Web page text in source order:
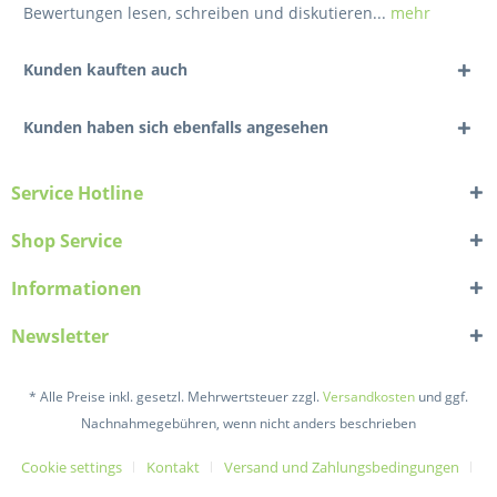
Bewertungen lesen, schreiben und diskutieren... mehr
Kunden kauften auch
Kunden haben sich ebenfalls angesehen
Service Hotline
Shop Service
Informationen
Newsletter
* Alle Preise inkl. gesetzl. Mehrwertsteuer zzgl.Versandkosten und ggf.
Nachnahmegebühren, wenn nicht anders beschrieben
Cookie settings Kontakt
Versand und Zahlungsbedingungen